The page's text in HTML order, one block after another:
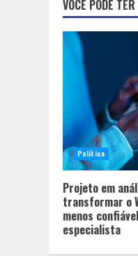
VOCÊ PODE
Política
Projeto em
transformar o
menos
especialista